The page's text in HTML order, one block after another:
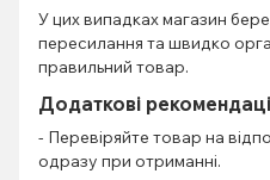
У цих випадках магазин
пересилання та швидко
правильний товар.
Додаткові
- Перевіряйте товар на
одразу при отриманні.